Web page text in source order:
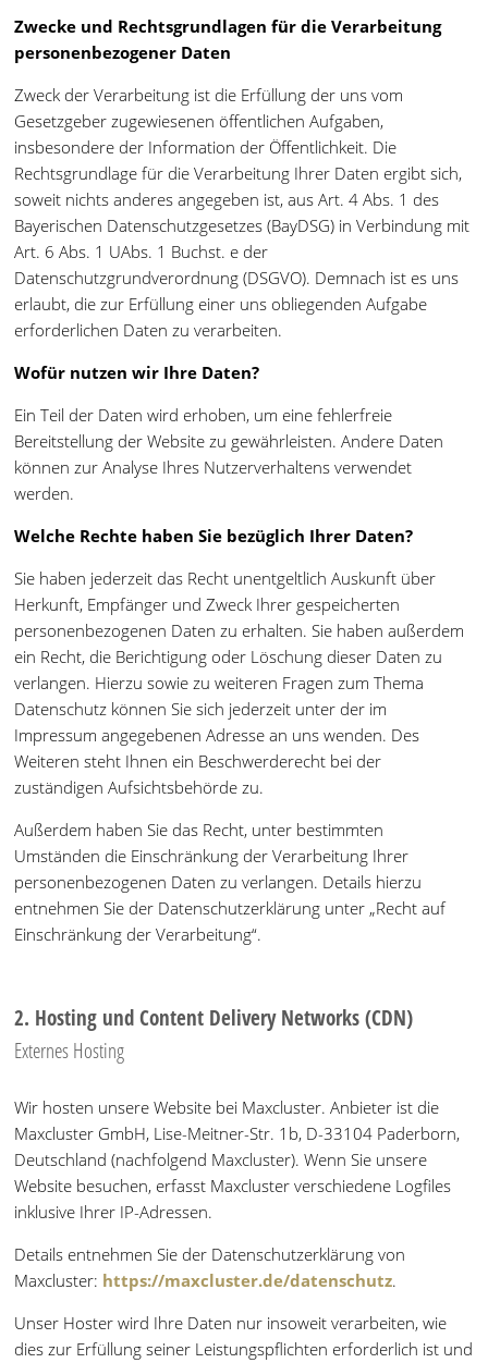
Zwecke und Rechtsgrundlagen für die Verarbeitung
personenbezogener Daten
Zweck der Verarbeitung ist die Erfüllung der uns vom
Gesetzgeber zugewiesenen öffentlichen Aufgaben,
insbesondere der Information der Öffentlichkeit. Die
Rechtsgrundlage für die Verarbeitung Ihrer Daten ergibt sich,
soweit nichts anderes angegeben ist, aus Art. 4 Abs. 1 des
Bayerischen Datenschutzgesetzes (BayDSG) in Verbindung mit
Art. 6 Abs. 1 UAbs. 1 Buchst. e der
Datenschutzgrundverordnung (DSGVO). Demnach ist es uns
erlaubt, die zur Erfüllung einer uns obliegenden Aufgabe
erforderlichen Daten zu verarbeiten.
Wofür nutzen wir Ihre Daten?
Ein Teil der Daten wird erhoben, um eine fehlerfreie
Bereitstellung der Website zu gewährleisten. Andere Daten
können zur Analyse Ihres Nutzerverhaltens verwendet
werden.
Welche Rechte haben Sie bezüglich Ihrer Daten?
Sie haben jederzeit das Recht unentgeltlich Auskunft über
Herkunft, Empfänger und Zweck Ihrer gespeicherten
personenbezogenen Daten zu erhalten. Sie haben außerdem
ein Recht, die Berichtigung oder Löschung dieser Daten zu
verlangen. Hierzu sowie zu weiteren Fragen zum Thema
Datenschutz können Sie sich jederzeit unter der im
Impressum angegebenen Adresse an uns wenden. Des
Weiteren steht Ihnen ein Beschwerderecht bei der
zuständigen Aufsichtsbehörde zu.
Außerdem haben Sie das Recht, unter bestimmten
Umständen die Einschränkung der Verarbeitung Ihrer
personenbezogenen Daten zu verlangen. Details hierzu
entnehmen Sie der Datenschutzerklärung unter „Recht auf
Einschränkung der Verarbeitung“.
2. Hosting und Content Delivery Networks (CDN)
Externes Hosting
Wir hosten unsere Website bei Maxcluster. Anbieter ist die
Maxcluster GmbH, Lise-Meitner-Str. 1b, D-33104 Paderborn,
Deutschland (nachfolgend Maxcluster). Wenn Sie unsere
Website besuchen, erfasst Maxcluster verschiedene Logfiles
inklusive Ihrer IP-Adressen.
Details entnehmen Sie der Datenschutzerklärung von
Maxcluster: https://maxcluster.de/datenschutz.
Unser Hoster wird Ihre Daten nur insoweit verarbeiten, wie
dies zur Erfüllung seiner Leistungspflichten erforderlich ist und